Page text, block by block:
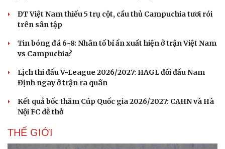
ĐT Việt Nam thiếu 5 trụ cột, cầu thủ Campuchia tươi rói
trên sân tập
Tin bóng đá 6-8: Nhân tố bí ẩn xuất hiện ở trận Việt Nam
vs Campuchia?
Lịch thi đấu V-League 2026/2027: HAGL đối đầu Nam
Định ngay ở trận ra quân
Kết quả bốc thăm Cúp Quốc gia 2026/2027: CAHN và Hà
Nội FC dễ thở
THẾ GIỚI